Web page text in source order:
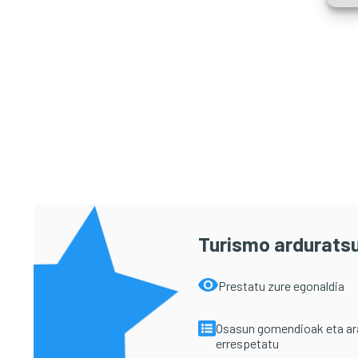
Turismo
Prestatu zure egonaldia
Osasun gomendioak eta
errespetatu